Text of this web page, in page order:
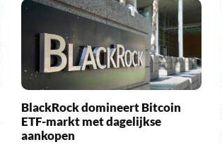
BlackRock domineert Bitcoin
ETF-markt met dagelijkse
aankopen